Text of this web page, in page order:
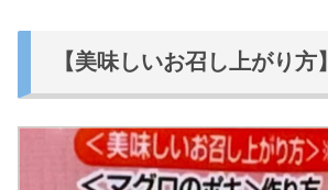
【美味しいお召し上がり方】